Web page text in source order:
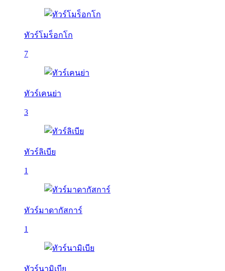
ทัวร์โมร็อกโก
7
ทัวร์เคนย่า
3
ทัวร์ลิเบีย
1
ทัวร์มาดากัสการ์
1
ทัวร์นามิเบีย